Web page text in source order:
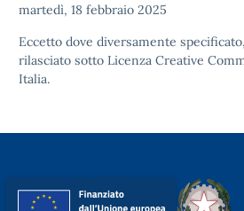
martedì, 18 febbraio 2025
Eccetto dove diversamente
rilasciato sotto Licenza Creative
Italia.